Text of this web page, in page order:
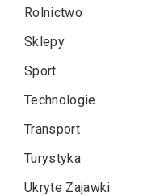
Rolnictwo
Sklepy
Sport
Technologie
Transport
Turystyka
Ukryte Zajawki